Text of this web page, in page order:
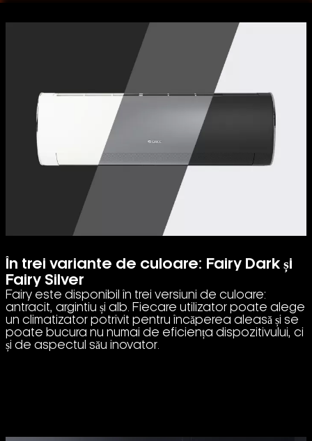
În trei variante de culoare: Fairy Dark și
Fairy Silver
Fairy este disponibil în trei versiuni de culoare:
antracit, argintiu și alb. Fiecare utilizator poate alege
un climatizator potrivit pentru încăperea aleasă și se
poate bucura nu numai de eficiența dispozitivului, ci
și de aspectul său inovator.